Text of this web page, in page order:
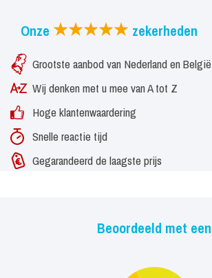
Onze zekerheden
Grootste aanbod van Nederland en België
Wij denken met u mee van A tot Z
Hoge klantenwaardering
Snelle reactie tijd
Gegarandeerd de laagste prijs
Beoordeeld met een